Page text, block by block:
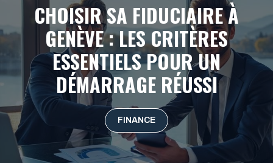
CHOISIR SA FIDUCIAIRE À
GENÈVE : LES CRITÈRES
ESSENTIELS POUR UN
DÉMARRAGE RÉUSSI
FINANCE